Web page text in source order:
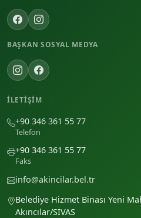
BAŞKAN SOSYAL MEDYA
İLETIŞIM
+90 346 361 55 77
Telefon
+90 346 361 55 77
Faks
info@akincilar.bel.tr
Belediye Hizmet Binası Yeni
Akıncılar/SİVAS